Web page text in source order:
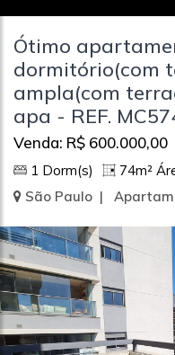
Ótimo
dormitório(com
ampla(com
apa - REF.
Venda: R$ 600.000,00
1 Dorm(s) 74m²
São Paulo |